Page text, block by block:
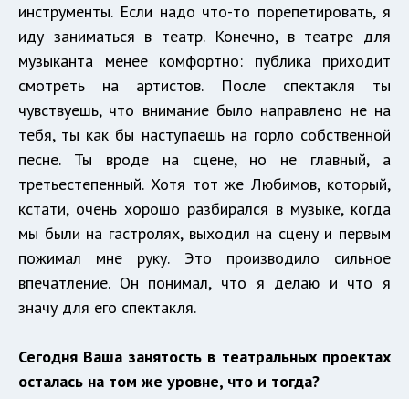
инструменты. Если надо что-то порепетировать, я
иду заниматься в театр. Конечно, в театре для
музыканта менее комфортно: публика приходит
смотреть на артистов. После спектакля ты
чувствуешь, что внимание было направлено не на
тебя, ты как бы наступаешь на горло собственной
песне. Ты вроде на сцене, но не главный, а
третьестепенный. Хотя тот же Любимов, который,
кстати, очень хорошо разбирался в музыке, когда
мы были на гастролях, выходил на сцену и первым
пожимал мне руку. Это производило сильное
впечатление. Он понимал, что я делаю и что я
значу для его спектакля.
Сегодня Ваша занятость в театральных проектах
осталась на том же уровне, что и тогда?